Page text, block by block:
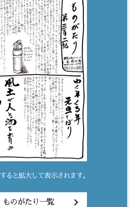
ると拡大して表示されます。
ものがたり一覧